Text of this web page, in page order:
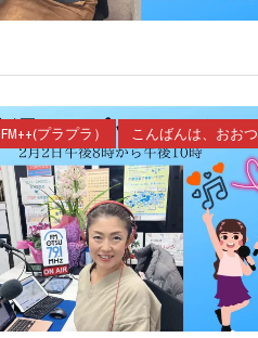
FM++(プラプラ） こんばんは、おおつ